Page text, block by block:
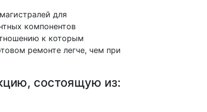
для
компонентов
к которым
ремонте легче, чем при
состоящую из: